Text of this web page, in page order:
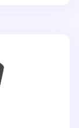
como los